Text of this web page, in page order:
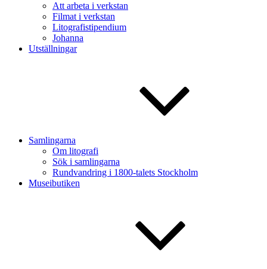
Att arbeta i verkstan
Filmat i verkstan
Litografistipendium
Johanna
Utställningar
Samlingarna
Om litografi
Sök i samlingarna
Rundvandring i 1800-talets Stockholm
Museibutiken